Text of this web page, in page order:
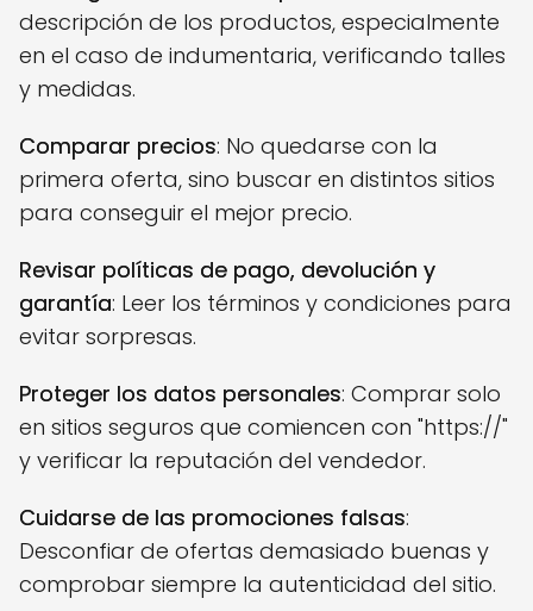
descripción de los productos, especialmente
en el caso de indumentaria, verificando talles
y medidas.
Comparar precios: No quedarse con la
primera oferta, sino buscar en distintos sitios
para conseguir el mejor precio.
Revisar políticas de pago, devolución y
garantía: Leer los términos y condiciones para
evitar sorpresas.
Proteger los datos personales: Comprar solo
en sitios seguros que comiencen con "https://"
y verificar la reputación del vendedor.
Cuidarse de las promociones falsas:
Desconfiar de ofertas demasiado buenas y
comprobar siempre la autenticidad del sitio.